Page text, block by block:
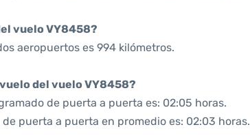
vuelo VY8458?
aeropuertos es 994 kilómetros.
del vuelo VY8458?
de puerta a puerta es: 02:05 horas.
puerta a puerta en promedio es: 02:03 horas.